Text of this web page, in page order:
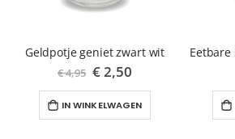
Geldpotje geniet zwart wit
€ 4,95 Speciale
prijs
€ 2,50
IN WINKELWAGEN